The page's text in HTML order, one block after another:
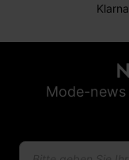
Mode-